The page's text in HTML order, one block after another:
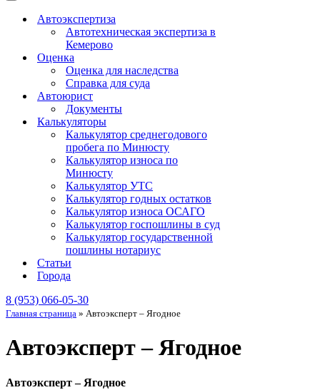
Меню
навигацииАвтоэкспертиза
Автотехническая экспертиза в
Кемерово
Оценка
Оценка для наследства
Справка для суда
Автоюрист
Документы
Калькуляторы
Калькулятор среднегодового
пробега по Минюсту
Калькулятор износа по
Минюсту
Калькулятор УТС
Калькулятор годных остатков
Калькулятор износа ОСАГО
Калькулятор госпошлины в суд
Калькулятор государственной
пошлины нотариус
Статьи
Города
8 (953) 066-05-30
Главная страница » Автоэксперт – Ягодное
Автоэксперт – Ягодное
Автоэксперт – Ягодное